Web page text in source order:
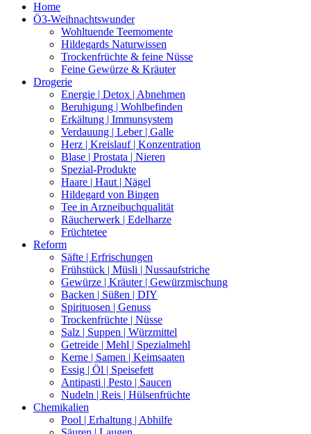
Home
Ö3-Weihnachtswunder
Wohltuende Teemomente
Hildegards Naturwissen
Trockenfrüchte & feine Nüsse
Feine Gewürze & Kräuter
Drogerie
Energie | Detox | Abnehmen
Beruhigung | Wohlbefinden
Erkältung | Immunsystem
Verdauung | Leber | Galle
Herz | Kreislauf | Konzentration
Blase | Prostata | Nieren
Spezial-Produkte
Haare | Haut | Nägel
Hildegard von Bingen
Tee in Arzneibuchqualität
Räucherwerk | Edelharze
Früchtetee
Reform
Säfte | Erfrischungen
Frühstück | Müsli | Nussaufstriche
Gewürze | Kräuter | Gewürzmischung
Backen | Süßen | DIY
Spirituosen | Genuss
Trockenfrüchte | Nüsse
Salz | Suppen | Würzmittel
Getreide | Mehl | Spezialmehl
Kerne | Samen | Keimsaaten
Essig | Öl | Speisefett
Antipasti | Pesto | Saucen
Nudeln | Reis | Hülsenfrüchte
Chemikalien
Pool | Erhaltung | Abhilfe